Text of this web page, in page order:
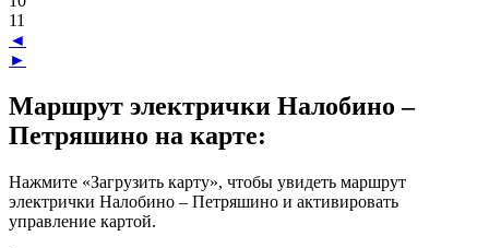
11
◄
►
Маршрут электрички Налобино –
Петряшино на карте:
Нажмите «Загрузить карту», чтобы увидеть маршрут
электрички Налобино – Петряшино и активировать
управление картой.